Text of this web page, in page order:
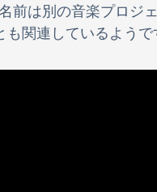
前は別の音楽プロジ
も関連しているようで